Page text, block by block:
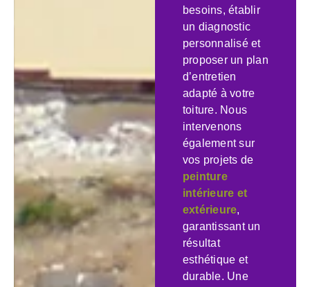
besoins, établir
un diagnostic
personnalisé et
proposer un plan
d’entretien
adapté à votre
toiture. Nous
intervenons
également sur
vos projets de
peinture
intérieure et
extérieure,
garantissant un
résultat
esthétique et
durable. Une